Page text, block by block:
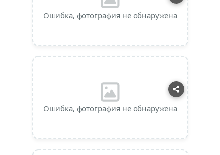
Ошибка, фотография не обнаружена
Ошибка, фотография не обнаружена